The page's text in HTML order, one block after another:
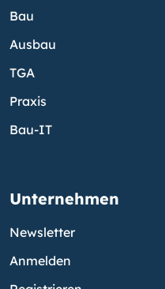
Bau
Ausbau
TGA
Praxis
Bau-IT
Unternehmen
Newsletter
Anmelden